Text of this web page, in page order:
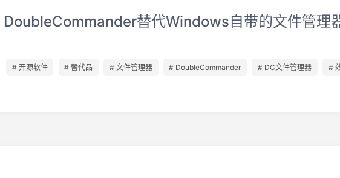
DoubleCommander替代Windows自带的文件管理
# 开源软件 # 替代品 # 文件管理器 # DoubleCommander # DC文件管理器 #